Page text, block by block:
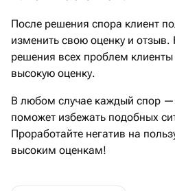
После решения спора клиент
изменить свою оценку и
решения всех проблем клиенты
высокую оценку.
В любом случае каждый спор —
поможет избежать подобных
Проработайте негатив на
высоким оценкам!